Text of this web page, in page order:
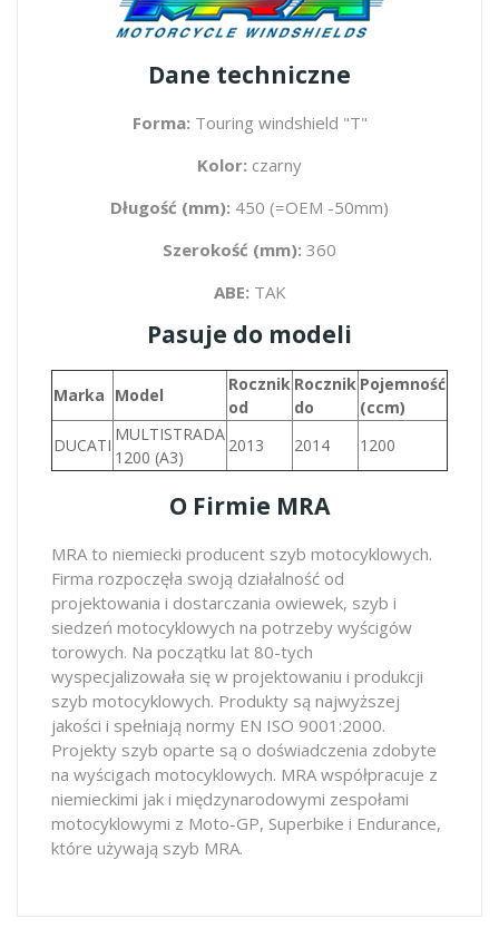
Dane techniczne
Forma: Touring windshield "T"
Kolor: czarny
Długość (mm): 450 (=OEM -50mm)
Szerokość (mm): 360
ABE: TAK
Pasuje do modeli
Marka Model
Rocznik
od
Rocznik
do
Pojemność
(ccm)
DUCATI
MULTISTRADA
1200 (A3)
2013 2014 1200
O Firmie MRA
MRA to niemiecki producent szyb motocyklowych.
Firma rozpoczęła swoją działalność od
projektowania i dostarczania owiewek, szyb i
siedzeń motocyklowych na potrzeby wyścigów
torowych. Na początku lat 80-tych
wyspecjalizowała się w projektowaniu i produkcji
szyb motocyklowych. Produkty są najwyższej
jakości i spełniają normy EN ISO 9001:2000.
Projekty szyb oparte są o doświadczenia zdobyte
na wyścigach motocyklowych. MRA współpracuje z
niemieckimi jak i międzynarodowymi zespołami
motocyklowymi z Moto-GP, Superbike i Endurance,
które używają szyb MRA.